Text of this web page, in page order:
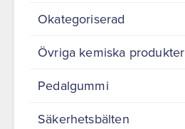
Okategoriserad
Övriga kemiska produkter
Pedalgummi
Säkerhetsbälten